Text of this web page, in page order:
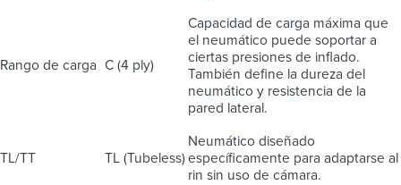
Rango de carga C (4 ply)
Capacidad de carga máxima que
el neumático puede soportar a
ciertas presiones de inflado.
También define la dureza del
neumático y resistencia de la
pared lateral.
TL/TT TL (Tubeless)
Neumático diseñado
específicamente para adaptarse al
rin sin uso de cámara.